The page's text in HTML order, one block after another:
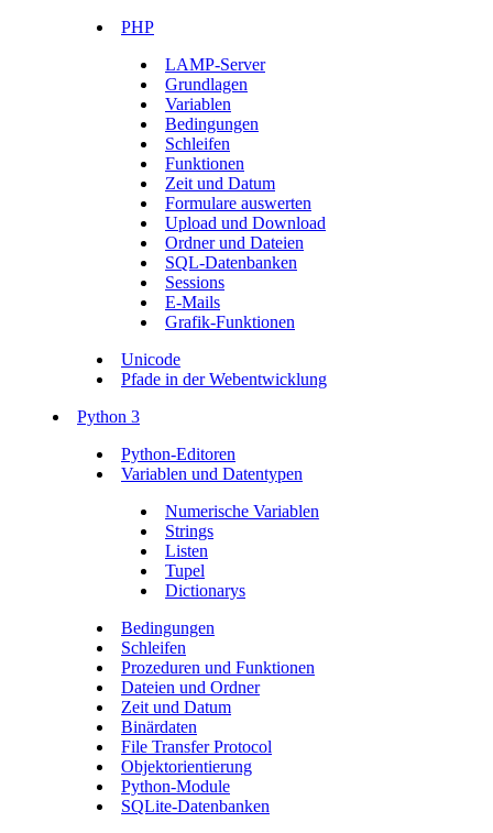
PHP
LAMP-Server
Grundlagen
Variablen
Bedingungen
Schleifen
Funktionen
Zeit und Datum
Formulare auswerten
Upload und Download
Ordner und Dateien
SQL-Datenbanken
Sessions
E-Mails
Grafik-Funktionen
Unicode
Pfade in der Webentwicklung
Python 3
Python-Editoren
Variablen und Datentypen
Numerische Variablen
Strings
Listen
Tupel
Dictionarys
Bedingungen
Schleifen
Prozeduren und Funktionen
Dateien und Ordner
Zeit und Datum
Binärdaten
File Transfer Protocol
Objektorientierung
Python-Module
SQLite-Datenbanken